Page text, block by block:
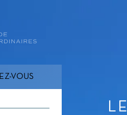
VOUS